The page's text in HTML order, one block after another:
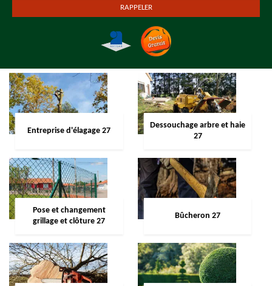
Entreprise d'élagage 27
Dessouchage arbre et haie
27
Pose et changement
grillage et clôture 27
Bûcheron 27